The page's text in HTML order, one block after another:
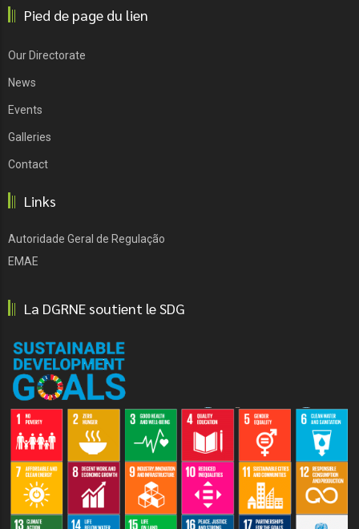
Pied de page du lien
Our Directorate
News
Events
Galleries
Contact
Links
Autoridade Geral de Regulação
EMAE
La DGRNE soutient le SDG